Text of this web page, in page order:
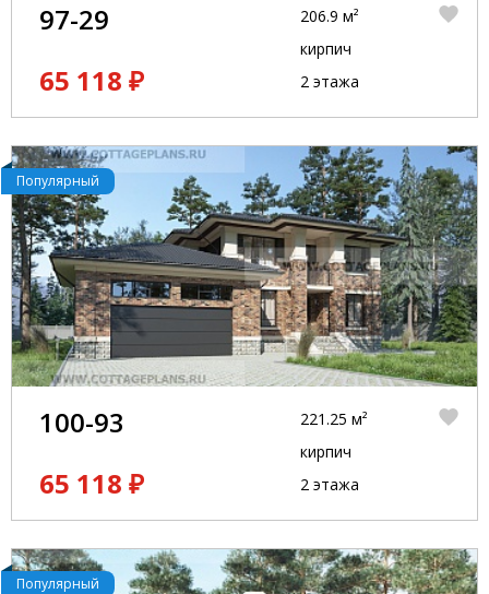
97-29
65 118 ₽
206.9 м²
кирпич
2 этажа
Популярный
100-93
65 118 ₽
221.25 м²
кирпич
2 этажа
Популярный